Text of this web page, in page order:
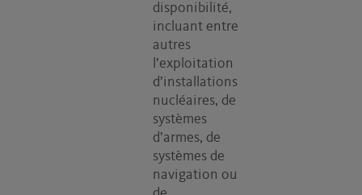
disponibilité,
incluant entre
autres
l’exploitation
d’installations
nucléaires, de
systèmes
d’armes, de
systèmes de
navigation ou